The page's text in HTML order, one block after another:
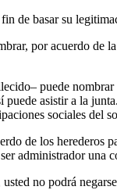
de basar su
por acuerdo de
puede
puede asistir a la
sociales del
de los herederos
administrador
no podrá